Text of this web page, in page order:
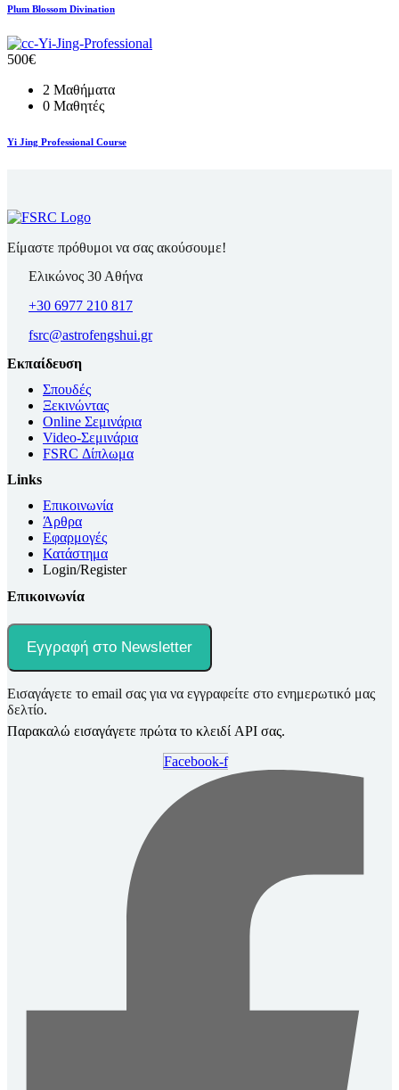
Plum Blossom Divination
500€
2 Μαθήματα
0 Μαθητές
Yi Jing Professional Course
Είμαστε πρόθυμοι να σας ακούσουμε!
Ελικώνος 30 Αθήνα
+30 6977 210 817
fsrc@astrofengshui.gr
Εκπαίδευση
Σπουδές
Ξεκινώντας
Online Σεμινάρια
Video-Σεμινάρια
FSRC Δίπλωμα
Links
Επικοινωνία
Άρθρα
Εφαρμογές
Κατάστημα
Login/Register
Επικοινωνία
Εγγραφή στο Newsletter
Εισαγάγετε το email σας για να εγγραφείτε στο ενημερωτικό μας
δελτίο.
Παρακαλώ εισαγάγετε πρώτα το κλειδί API σας.
Facebook-f